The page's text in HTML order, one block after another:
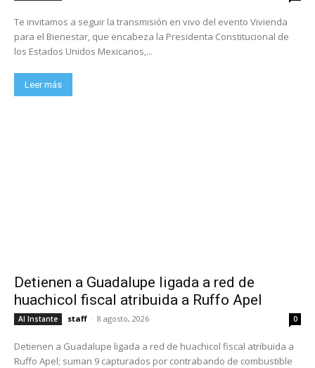
Te invitamos a seguir la transmisión en vivo del evento Vivienda
para el Bienestar, que encabeza la Presidenta Constitucional de
los Estados Unidos Mexicanos,...
Leer más
Detienen a Guadalupe ligada a red de
huachicol fiscal atribuida a Ruffo Apel
Al Instante staff - 8 agosto, 2026 0
Detienen a Guadalupe ligada a red de huachicol fiscal atribuida a
Ruffo Apel; suman 9 capturados por contrabando de combustible